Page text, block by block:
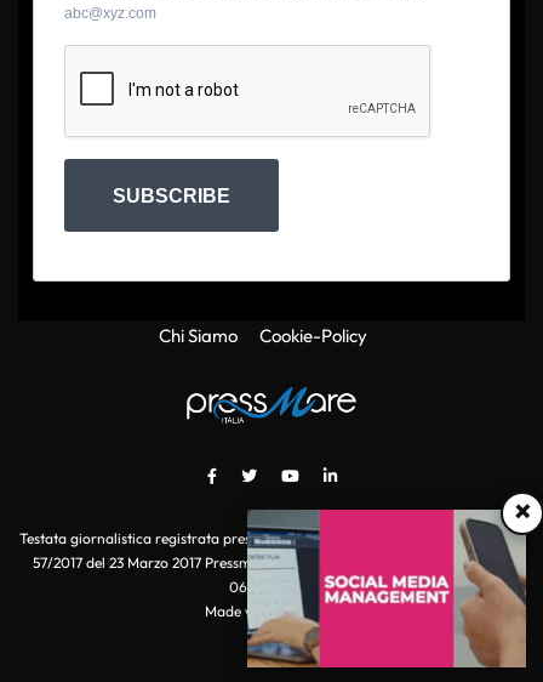
×
abc@xyz.com
SUBSCRIBE
Chi Siamo Cookie-Policy
Testata giornalistica registrata presso il Tribunale di Roma con autorizzazione
57/2017 del 23 Marzo 2017 Pressmare.it è un marchio di S.P.E.N. Srl - P.IVA
06511641000
Made with
by POI